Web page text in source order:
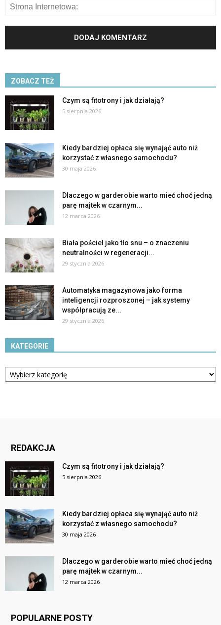
ZOBACZ TEŻ
Czym są fitotrony i jak działają?
5 sierpnia 2026
Kiedy bardziej opłaca się wynająć auto niż
korzystać z własnego samochodu?
30 maja 2026
Dlaczego w garderobie warto mieć choć jedną
parę majtek w czarnym...
12 marca 2026
Biała pościel jako tło snu – o znaczeniu
neutralności w regeneracji...
29 stycznia 2026
Automatyka magazynowa jako forma
inteligencji rozproszonej – jak systemy
współpracują ze...
29 stycznia 2026
KATEGORIE
Kategorie
REDAKCJA
Czym są fitotrony i jak działają?
5 sierpnia 2026
Kiedy bardziej opłaca się wynająć auto niż
korzystać z własnego samochodu?
30 maja 2026
Dlaczego w garderobie warto mieć choć jedną
parę majtek w czarnym...
12 marca 2026
POPULARNE POSTY